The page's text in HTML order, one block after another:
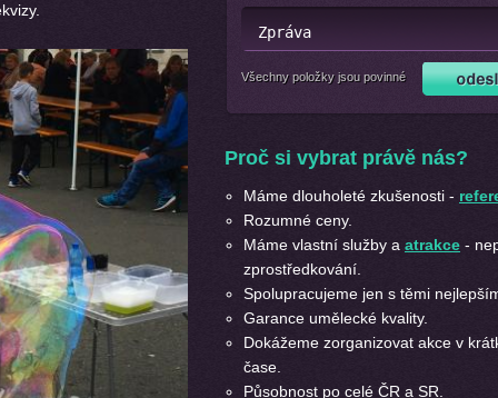
Všechny položky jsou povinné
Proč si vybrat právě nás?
Máme dlouholeté zkušenosti -
Rozumné ceny.
Máme vlastní služby a atrakce -
zprostředkování.
Spolupracujeme jen s těmi
Garance umělecké kvality.
Dokážeme zorganizovat akce v
čase.
Působnost po celé ČR a SR.